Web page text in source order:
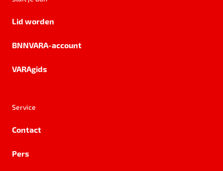
Lid worden
BNNVARA-account
VARAgids
Service
Contact
Pers